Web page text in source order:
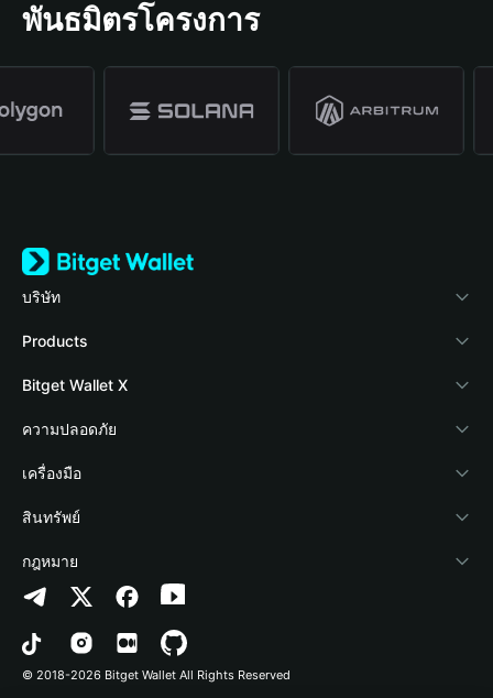
พันธมิตรโครงการ
บริษัท
เกี่ยวกับ Bitget Wallet
Blog
Academy
ข่าวสารด้านคริปโต
ศูนย์ช่วยเหลือ
ติดต่อเรา
ทรัพยากรข้อมูลของแบรนด์
อาชีพ
Products
Crypto Card
Stablecoin Earn
Payfi Crypto
Crypto Swap API
Altcoin Season Index
Prediction Markets
DApp
Bitget Wallet X
นักพัฒนา
เชื่อมต่อ Wallet
Bitget Wallet Pay
ลิสต์โปรเจกต์
ความปลอดภัย
Protection Fund
เทคโนโลยีความปลอดภัย
เครื่องมือ
ซื้อคริปโต
การตรวจจับการอนุญาต
การตรวจจับสัญญา
การโอนเป็นชุด
สินทรัพย์
Arbitrum
Avalanche
Bitcoin
กฎหมาย
นโยบายความเป็นส่วนตัว
ข้อตกลงในการใช้บริการ
© 2018-2026 Bitget Wallet All Rights Reserved